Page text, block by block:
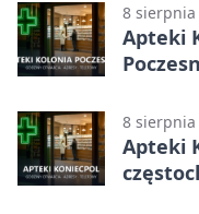
8 sierpnia
Apteki
8 sierpnia
Apteki